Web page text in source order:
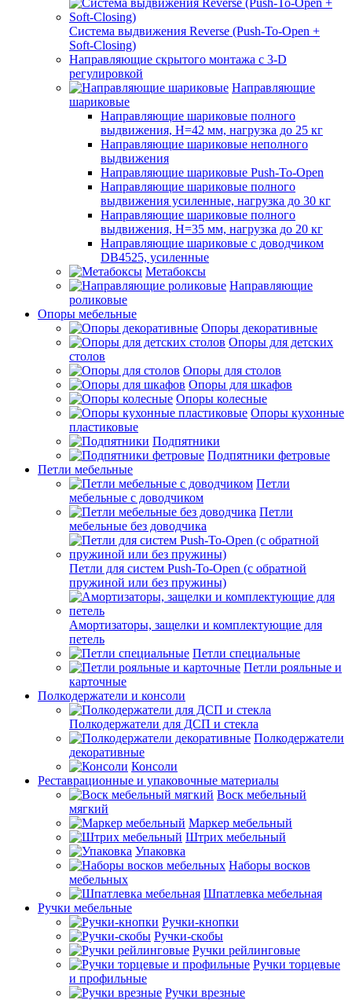
Система выдвижения Reverse (Push-To-Open +
Soft-Closing)
Направляющие скрытого монтажа с 3-D
регулировкой
Направляющие
шариковые
Направляющие шариковые полного
выдвижения, H=42 мм, нагрузка до 25 кг
Направляющие шариковые неполного
выдвижения
Направляющие шариковые Push-To-Open
Направляющие шариковые полного
выдвижения усиленные, нагрузка до 30 кг
Направляющие шариковые полного
выдвижения, H=35 мм, нагрузка до 20 кг
Направляющие шариковые с доводчиком
DB4525, усиленные
Метабоксы
Направляющие
роликовые
Опоры мебельные
Опоры декоративные
Опоры для детских
столов
Опоры для столов
Опоры для шкафов
Опоры колесные
Опоры кухонные
пластиковые
Подпятники
Подпятники фетровые
Петли мебельные
Петли
мебельные с доводчиком
Петли
мебельные без доводчика
Петли для систем Push-To-Open (с обратной
пружиной или без пружины)
Амортизаторы, защелки и комплектующие для
петель
Петли специальные
Петли рояльные и
карточные
Полкодержатели и консоли
Полкодержатели для ДСП и стекла
Полкодержатели
декоративные
Консоли
Реставрационные и упаковочные материалы
Воск мебельный
мягкий
Маркер мебельный
Штрих мебельный
Упаковка
Наборы восков
мебельных
Шпатлевка мебельная
Ручки мебельные
Ручки-кнопки
Ручки-скобы
Ручки рейлинговые
Ручки торцевые
и профильные
Ручки врезные